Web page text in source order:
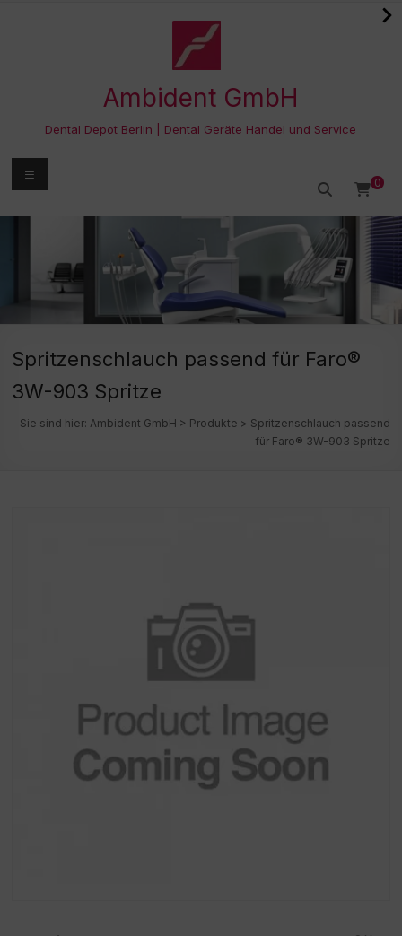
Ambident GmbH
Dental Depot Berlin | Dental Geräte Handel und Service
0
Menü
Spritzenschlauch passend für Faro®
3W-903 Spritze
Sie sind hier: Ambident GmbH > Produkte > Spritzenschlauch passend
für Faro® 3W-903 Spritze